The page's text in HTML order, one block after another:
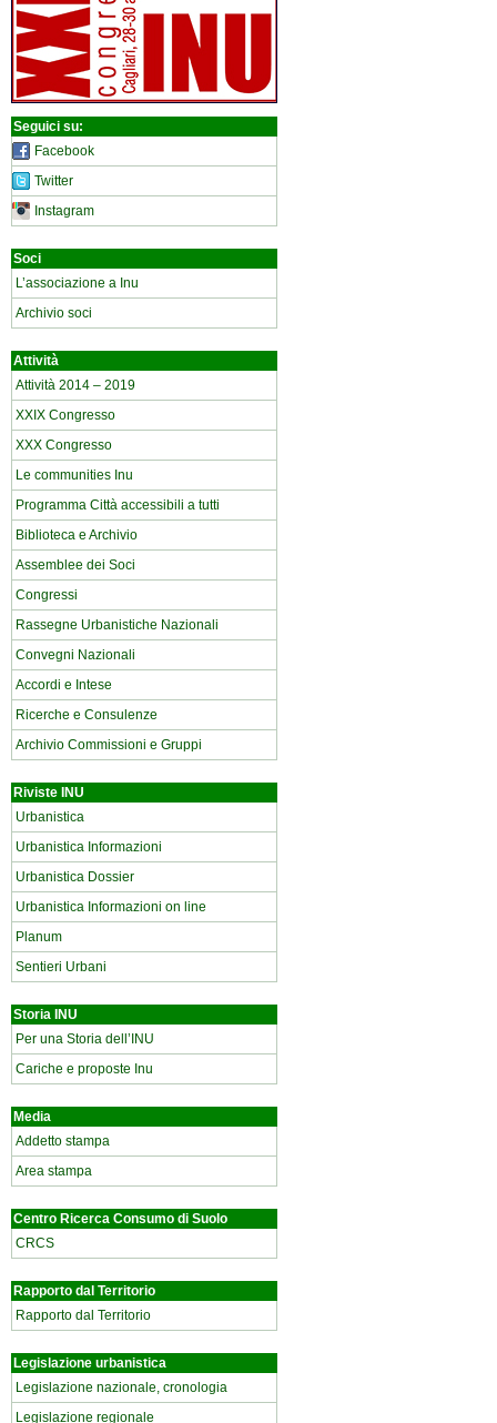
Seguici su:
Facebook
Twitter
Instagram
Soci
L’associazione a Inu
Archivio soci
Attività
Attività 2014 – 2019
XXIX Congresso
XXX Congresso
Le communities Inu
Programma Città accessibili a tutti
Biblioteca e Archivio
Assemblee dei Soci
Congressi
Rassegne Urbanistiche Nazionali
Convegni Nazionali
Accordi e Intese
Ricerche e Consulenze
Archivio Commissioni e Gruppi
Riviste INU
Urbanistica
Urbanistica Informazioni
Urbanistica Dossier
Urbanistica Informazioni on line
Planum
Sentieri Urbani
Storia INU
Per una Storia dell’INU
Cariche e proposte Inu
Media
Addetto stampa
Area stampa
Centro Ricerca Consumo di Suolo
CRCS
Rapporto dal Territorio
Rapporto dal Territorio
Legislazione urbanistica
Legislazione nazionale, cronologia
Legislazione regionale